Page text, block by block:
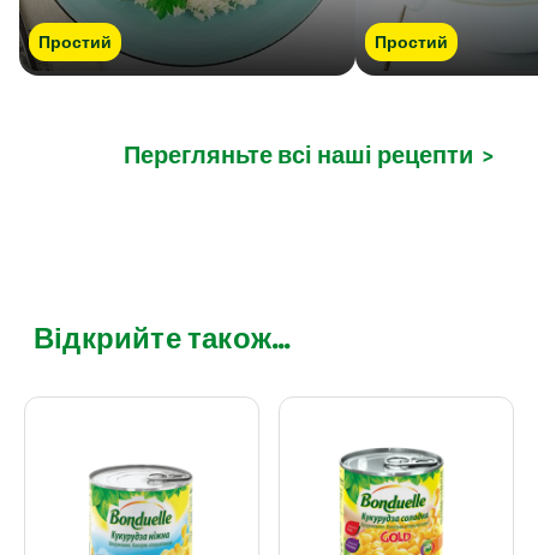
Простий Простий
Перегляньте всі наші рецепти >
Відкрийте також...